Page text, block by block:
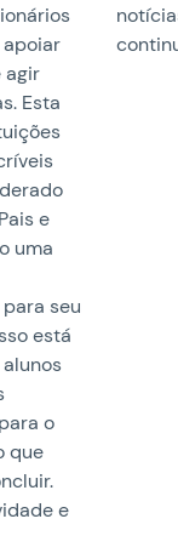
agir
Esta
e
uma
seu
está
o
que
e